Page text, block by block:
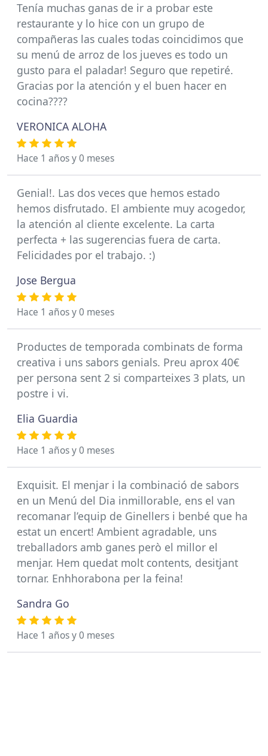
Tenía muchas ganas de ir a probar este
restaurante y lo hice con un grupo de
compañeras las cuales todas coincidimos que
su menú de arroz de los jueves es todo un
gusto para el paladar! Seguro que repetiré.
Gracias por la atención y el buen hacer en
cocina????
VERONICA ALOHA
Hace 1 años y 0 meses
Genial!. Las dos veces que hemos estado
hemos disfrutado. El ambiente muy acogedor,
la atención al cliente excelente. La carta
perfecta + las sugerencias fuera de carta.
Felicidades por el trabajo. :)
Jose Bergua
Hace 1 años y 0 meses
Productes de temporada combinats de forma
creativa i uns sabors genials. Preu aprox 40€
per persona sent 2 si comparteixes 3 plats, un
postre i vi.
Elia Guardia
Hace 1 años y 0 meses
Exquisit. El menjar i la combinació de sabors
en un Menú del Dia inmillorable, ens el van
recomanar l’equip de Ginellers i benbé que ha
estat un encert! Ambient agradable, uns
treballadors amb ganes però el millor el
menjar. Hem quedat molt contents, desitjant
tornar. Enhhorabona per la feina!
Sandra Go
Hace 1 años y 0 meses